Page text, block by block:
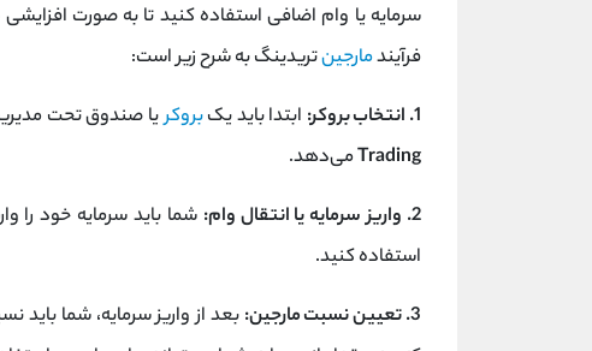
سرمایه یا وام اضافی استفاده کنید تا به صورت
فرآیندمارجینتریدینگ به شرح زیر است:
1. انتخاب بروکر:
ابتدا باید یکبروکریا صندوق تحت
Tradingمی‌دهد.
2. واریز سرمایه یا انتقال وام:
شما باید سرمایه خود را
استفاده کنید.
3. تعیین نسبت مارجین:
بعد از واریز سرمایه، شما